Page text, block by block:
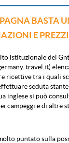
BASTA
E PREZZI
istituzionale del
travel.it)
ricettive tra i quali
seduta
inglese si può
campeggi e di altre
puntato sulla